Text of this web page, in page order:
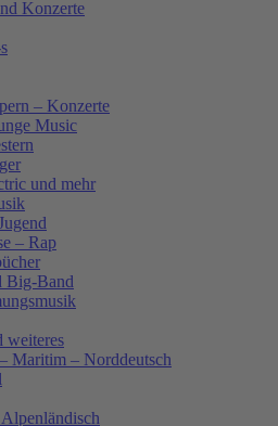
Konzerte
– Konzerte
Music
und mehr
– Rap
Big-Band
weiteres
Maritim – Norddeutsch